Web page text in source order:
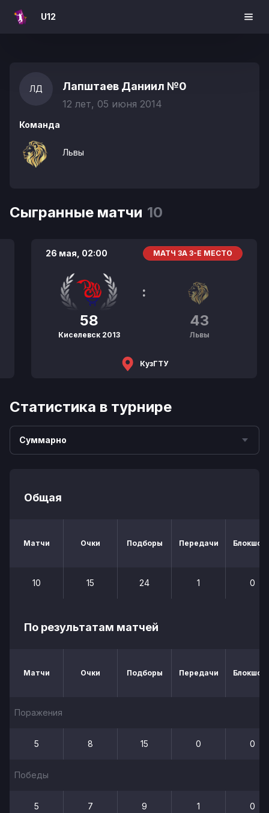
U12
ЛД Лапштаев Даниил №0
12 лет, 05 июня 2014
Команда
Львы
Сыгранные матчи 10
26 мая, 02:00 МАТЧ ЗА 3-Е МЕСТО
58
Киселевск 2013
:
43
Львы
КузГТУ
Статистика в турнире
Суммарно
Общая
Матчи Очки Подборы Передачи
10 15 24 1 0
По результатам матчей
Матчи Очки Подборы Передачи
Поражения
5 8 15 0 0
Победы
5 7 9 1 0